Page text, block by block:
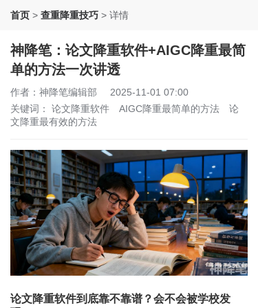
首页 > 查重降重技巧 > 详情
神降笔：论文降重软件+AIGC降重最简
单的方法一次讲透
作者：神降笔编辑部
2025-11-01 07:00
关键词： 论文降重软件 AIGC降重最简单的方法
论
文降重最有效的方法
论文降重软件到底靠不靠谱？会不会被学校发